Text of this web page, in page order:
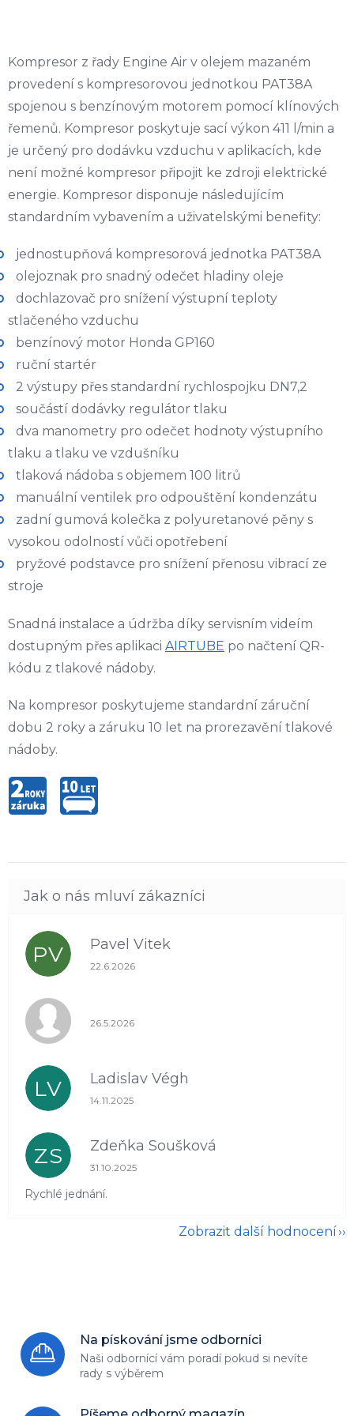
Kompresor z řady Engine Air v olejem mazaném
provedení s kompresorovou jednotkou PAT38A
spojenou s benzínovým motorem pomocí klínových
řemenů. Kompresor poskytuje sací výkon 411 l/min a
je určený pro dodávku vzduchu v aplikacích, kde
není možné kompresor připojit ke zdroji elektrické
energie. Kompresor disponuje následujícím
standardním vybavením a uživatelskými benefity:
jednostupňová kompresorová jednotka PAT38A
olejoznak pro snadný odečet hladiny oleje
dochlazovač pro snížení výstupní teploty
stlačeného vzduchu
benzínový motor Honda GP160
ruční startér
2 výstupy přes standardní rychlospojku DN7,2
součástí dodávky regulátor tlaku
dva manometry pro odečet hodnoty výstupního
tlaku a tlaku ve vzdušníku
tlaková nádoba s objemem 100 litrů
manuální ventilek pro odpouštění kondenzátu
zadní gumová kolečka z polyuretanové pěny s
vysokou odolností vůči opotřebení
pryžové podstavce pro snížení přenosu vibrací ze
stroje
Snadná instalace a údržba díky servisním videím
dostupným přes aplikaci AIRTUBE po načtení QR-
kódu z tlakové nádoby.
Na kompresor poskytujeme standardní záruční
dobu 2 roky a záruku 10 let na prorezavění tlakové
nádoby.
PV Pavel Vitek
Hodnocení obchodu je 5 z 5 hvězdiček.
22.6.2026
Hodnocení obchodu je 1 z 5 hvězdiček.
26.5.2026
LV Ladislav Végh
Hodnocení obchodu je 5 z 5 hvězdiček.
14.11.2025
ZS Zdeňka Soušková
Hodnocení obchodu je 5 z 5 hvězdiček.
31.10.2025
Rychlé jednání.
Zobrazit další hodnocení
Na pískování jsme odborníci
Naši odbornící vám poradí pokud si nevíte
rady s výběrem